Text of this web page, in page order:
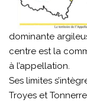
dominante
centre est la
à l’appellation.
Ses limites
Troyes et